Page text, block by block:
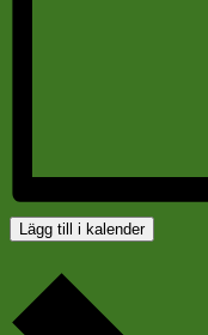
Lägg till i kalender